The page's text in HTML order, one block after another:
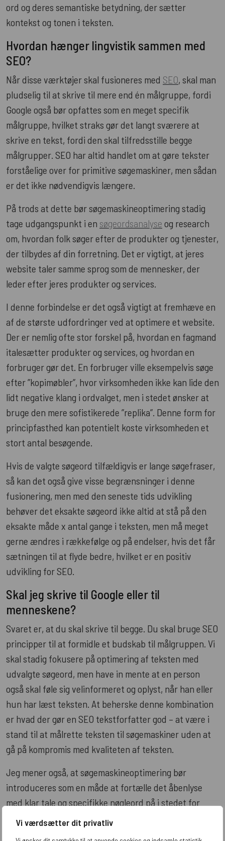
Vi værdsætter dit privatliv
ord og deres semantiske betydning, der sætter
kontekst og tonen i teksten.
Hvordan hænger lingvistik sammen med
SEO?
Når disse værktøjer skal fusioneres med SEO, skal man
pludselig til at skrive til mere end én målgruppe, fordi
Google også bør opfattes som en meget specifik
målgruppe, hvilket straks gør det langt sværere at
skrive en tekst, fordi den skal tilfredsstille begge
målgrupper. SEO har altid handlet om at gøre tekster
forståelige over for primitive søgemaskiner, men sådan
er det ikke nødvendigvis længere.
På trods at dette bør søgemaskineoptimering stadig
tage udgangspunkt i en søgeordsanalyse og research
om, hvordan folk søger efter de produkter og tjenester,
der tilbydes af din forretning. Det er vigtigt, at jeres
website taler samme sprog som de mennesker, der
leder efter jeres produkter og services.
I denne forbindelse er det også vigtigt at fremhæve en
af de største udfordringer ved at optimere et website.
Der er nemlig ofte stor forskel på, hvordan en fagmand
italesætter produkter og services, og hvordan en
forbruger gør det. En forbruger ville eksempelvis søge
efter ”kopimøbler”, hvor virksomheden ikke kan lide den
lidt negative klang i ordvalget, men i stedet ønsker at
bruge den mere sofistikerede ”replika”. Denne form for
principfasthed kan potentielt koste virksomheden et
stort antal besøgende.
Hvis de valgte søgeord tilfældigvis er lange søgefraser,
så kan det også give visse begrænsninger i denne
fusionering, men med den seneste tids udvikling
behøver det eksakte søgeord ikke altid at stå på den
eksakte måde x antal gange i teksten, men må meget
gerne ændres i rækkefølge og på endelser, hvis det får
sætningen til at flyde bedre, hvilket er en positiv
udvikling for SEO.
Skal jeg skrive til Google eller til
menneskene?
Svaret er, at du skal skrive til begge. Du skal bruge SEO
principper til at formidle et budskab til målgruppen. Vi
skal stadig fokusere på optimering af teksten med
udvalgte søgeord, men have in mente at en person
også skal føle sig velinformeret og oplyst, når han eller
hun har læst teksten. At beherske denne kombination
er hvad der gør en SEO tekstforfatter god – at være i
stand til at målrette teksten til søgemaskiner uden at
gå på kompromis med kvaliteten af teksten.
Jeg mener også, at søgemaskineoptimering bør
introduceres som en måde at fortælle det åbenlyse
med klar tale og specifikke nøgleord på i stedet for
optimering af tekster til søgemaskiner, hvilket vil give